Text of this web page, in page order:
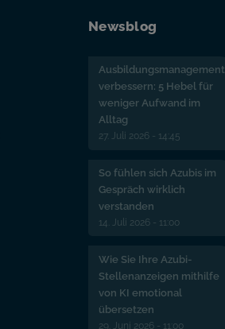
Newsblog
Ausbildungsmanagement
verbessern: 5 Hebel für
weniger Aufwand im
Alltag
27. Juli 2026 - 14:45
So fühlen sich Azubis im
Gespräch wirklich
verstanden
14. Juli 2026 - 11:00
Wie Sie Ihre Azubi-
Stellenanzeigen mithilfe
von KI emotional
übersetzen
29. Juni 2026 - 11:00